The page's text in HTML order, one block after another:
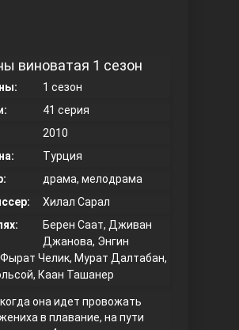
виноватая 1 сезон
1 сезон
41 серия
2010
Турция
драма, мелодрама
Хилал Сарал
Берен Саат, Дживан
Джанова, Энгин
Челик, Мурат Далтабан,
Каан Ташанер
она идет провожать
в плавание, на пути